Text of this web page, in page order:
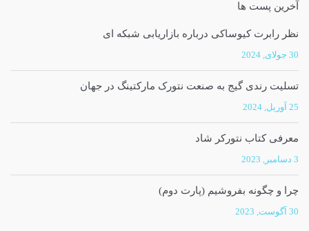
آخرین پست ها
نظر رابرت کیوساکی درباره بازاریابی شبکه ای
30 جولای, 2024
تسلیت رندی گیج به صنعت نتورک مارکتینگ در جهان
25 آوریل, 2024
معرفی کتاب نتورکر شاد
3 دسامبر, 2023
چرا و چگونه بفروشیم (پارت دوم)
30 آگوست, 2023